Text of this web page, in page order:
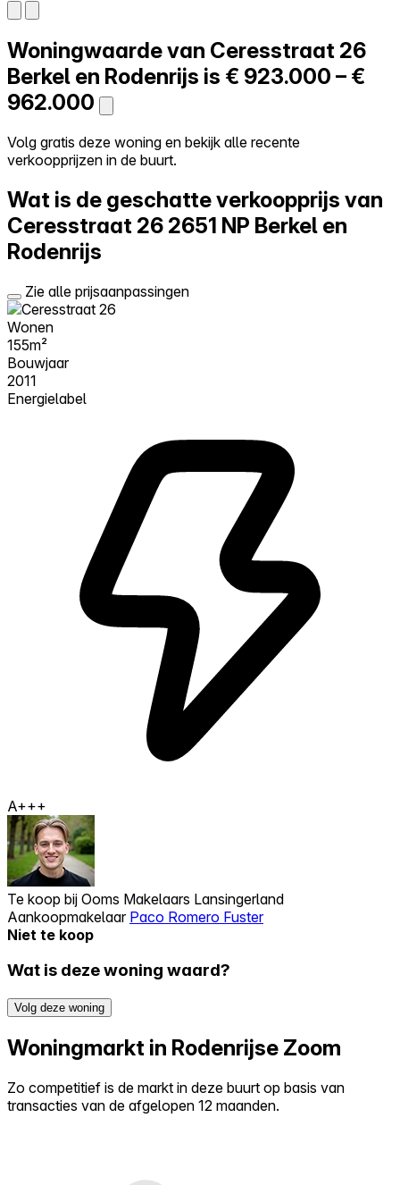
Zelf kopen
Alles-in-één
Reviews
Prijzen
Log in
Probeer Walter gratis
Woningwaarde van Ceresstraat 26
Berkel en Rodenrijs is € 923.000 – €
962.000
Volg gratis deze woning en bekijk alle recente
verkoopprijzen in de buurt.
Wat is de geschatte verkoopprijs van
Ceresstraat 26 2651 NP Berkel en
Rodenrijs
Zie alle prijsaanpassingen
Wonen
155m²
Bouwjaar
2011
Energielabel
A+++
Te koop bij Ooms Makelaars Lansingerland
Aankoopmakelaar Paco Romero Fuster
Niet te koop
Wat is deze woning waard?
Volg deze woning
Woningmarkt in Rodenrijse Zoom
Zo competitief is de markt in deze buurt op basis van
transacties van de afgelopen 12 maanden.